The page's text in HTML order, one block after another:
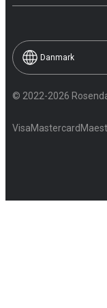
© 2022-2026
VisaMastercard
Danmark